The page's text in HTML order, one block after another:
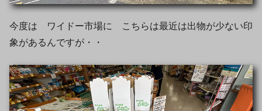
今度は ワイドー市場に こちらは最近は出物が少ない印
象があるんですが・・